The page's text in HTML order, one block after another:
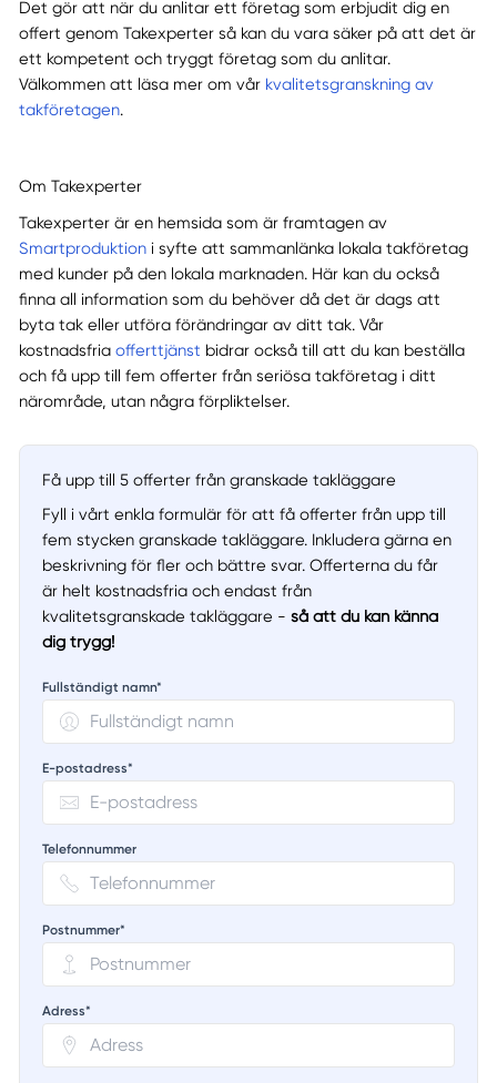
Det gör att när du anlitar ett företag som erbjudit dig en
offert genom Takexperter så kan du vara säker på att det är
ett kompetent och tryggt företag som du anlitar.
Välkommen att läsa mer om vår kvalitetsgranskning av
takföretagen.
Om Takexperter
Takexperter är en hemsida som är framtagen av
Smartproduktioni syfte att sammanlänka lokala takföretag
med kunder på den lokala marknaden. Här kan du också
finna all information som du behöver då det är dags att
byta tak eller utföra förändringar av ditt tak. Vår
kostnadsfria offerttjänst bidrar också till att du kan beställa
och få upp till fem offerter från seriösa takföretag i ditt
närområde, utan några förpliktelser.
Få upp till 5 offerter från granskade takläggare
Fyll i vårt enkla formulär för att få offerter från upp till
fem stycken granskade takläggare. Inkludera gärna en
beskrivning för fler och bättre svar. Offerterna du får
är helt kostnadsfria och endast från
kvalitetsgranskade takläggare - så att du kan känna
dig trygg!
Fullständigt namn*
E-postadress*
Telefonnummer
Postnummer*
Adress*